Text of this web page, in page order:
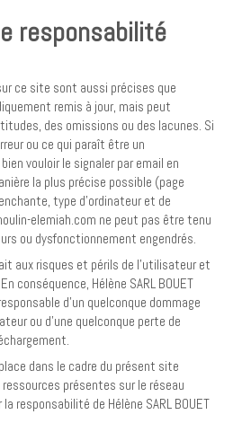
responsabilité
ce site sont aussi précises que
remis à jour, mais peut
des omissions ou des lacunes. Si
ou ce qui paraît être un
vouloir le signaler par email en
la plus précise possible (page
type d’ordinateur et de
elemiah.com ne peut pas être tenu
ou dysfonctionnement engendrés.
aux risques et périls de l'utilisateur et
conséquence, Hélène SARL BOUET
d'un quelconque dommage
ou d'une quelconque perte de
dans le cadre du présent site
présentes sur le réseau
responsabilité de Hélène SARL BOUET